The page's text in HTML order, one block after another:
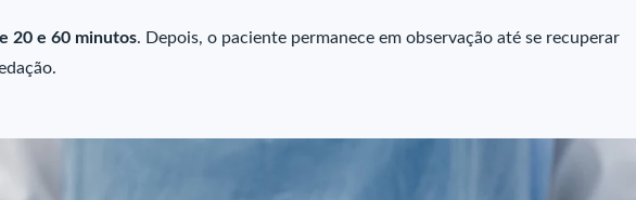
20 e 60 minutos. Depois, o paciente permanece em observação até se recuperar